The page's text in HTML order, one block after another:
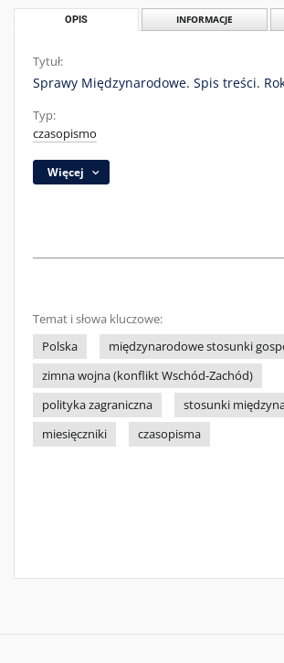
OPIS INFORMACJE
Tytuł:
Sprawy Międzynarodowe. Spis treści.
Typ:
czasopismo
Więcej
Temat i słowa kluczowe:
Polska
międzynarodowe stosunki
zimna wojna (konflikt Wschód-Zachód)
polityka zagraniczna
stosunki
miesięczniki
czasopisma